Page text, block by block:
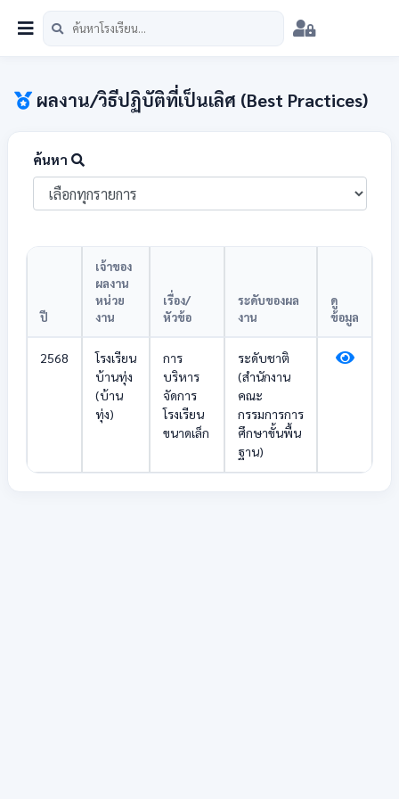
หน้าแรก นักเรียน บุคลากร วิชาการ
ผลงาน/วิธีปฏิบัติที่เป็นเลิศ (Best Practices)
ค้นหา
ปี
เจ้าของ
ผลงาน
หน่วย
งาน
เรื่อง/
หัวข้อ
ระดับของผล
งาน
ดู
ข้อมูล
2568
โรงเรียน
บ้านทุ่ง
(บ้าน
ทุ่ง)
การ
บริหาร
จัดการ
โรงเรียน
ขนาดเล็ก
ระดับชาติ
(สำนักงาน
คณะ
กรรมการการ
ศึกษาขั้นพื้น
ฐาน)